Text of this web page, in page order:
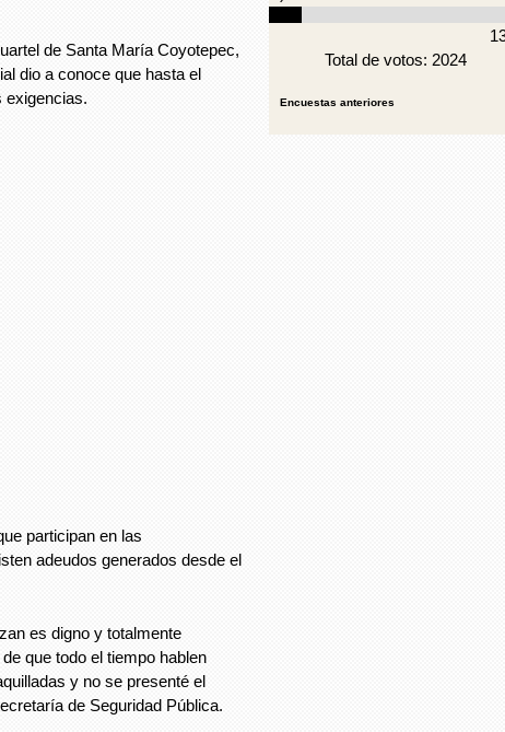
de Santa María Coyotepec,
dio a conoce que hasta el
exigencias.
participan en las
adeudos generados desde el
es digno y totalmente
que todo el tiempo hablen
y no se presenté el
de Seguridad Pública.
Total de votos: 2024
Encuestas anteriores